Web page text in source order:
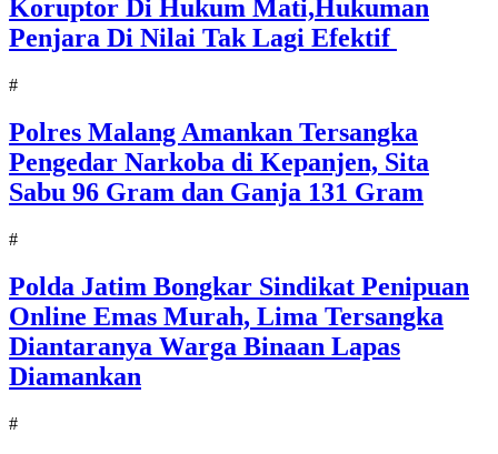
Koruptor Di Hukum Mati,Hukuman
Penjara Di Nilai Tak Lagi Efektif
#
Polres Malang Amankan Tersangka
Pengedar Narkoba di Kepanjen, Sita
Sabu 96 Gram dan Ganja 131 Gram
#
Polda Jatim Bongkar Sindikat Penipuan
Online Emas Murah, Lima Tersangka
Diantaranya Warga Binaan Lapas
Diamankan
#